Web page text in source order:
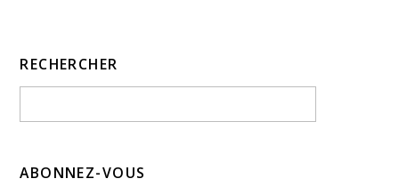
RECHERCHER
ABONNEZ-VOUS